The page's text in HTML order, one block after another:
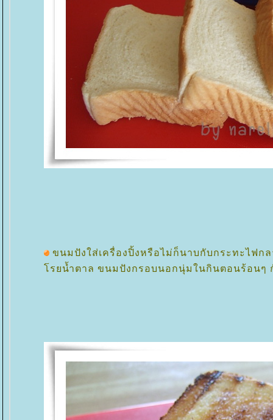
ขนมปังใส่เครื่องปิ้งหรือไม่ก็นาบกับกระทะไฟก
รยน้ำตาล ขนมปังกรอบนอกนุ่มในกินตอนร้อนๆ